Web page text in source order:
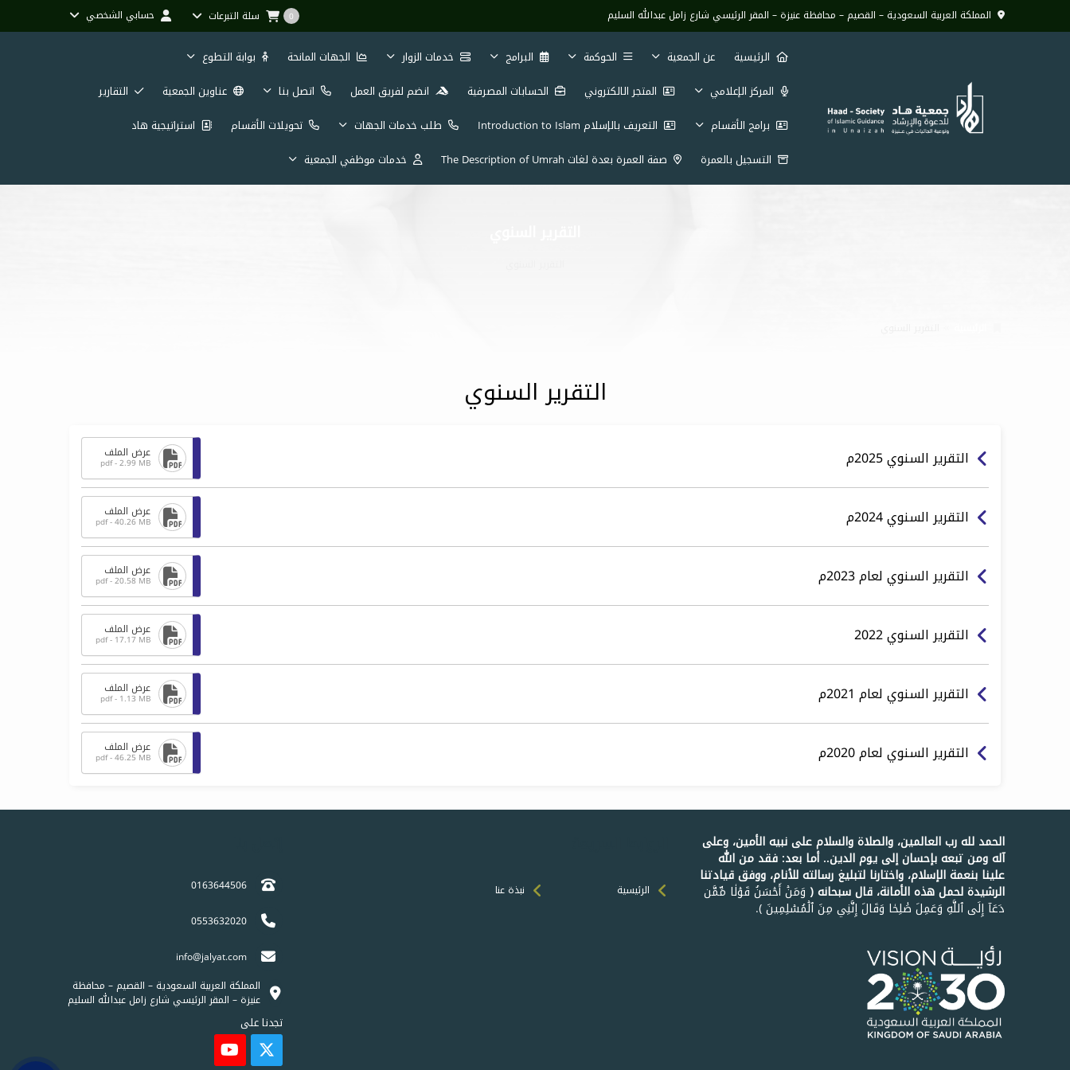
المملكة العربية السعودية – القصيم – محافظة عنيزة – المقر الرئيسي شارع زامل عبدالله السليم 0 سلة التبرعات حسابي الشخصي
الرئيسية عن الجمعية الحوكمة البرامج خدمات الزوار الجهات المانحة
بوابة التطوع
المركز الإعلامي
المتجر الالكتروني الحسابات المصرفية انضم لفريق العمل اتصل بنا عناوين الجمعية
التقارير
برامج الأقسام
التعريف بالإسلام Introduction to Islam طلب خدمات الجهات تحويلات الأقسام
استراتيجية هاد
التسجيل بالعمرة
صفة العمرة بعدة لغات The Description of Umrah خدمات موظفي الجمعية
التقرير السنوي
التقرير السنوي 2025م عرض الملف
pdf - 2.99 MB
التقرير السنوي 2024م عرض الملف
pdf - 40.26 MB
التقرير السنوي لعام 2023م عرض الملف
pdf - 20.58 MB
التقرير السنوي 2022 عرض الملف
pdf - 17.17 MB
التقرير السنوي لعام 2021م عرض الملف
pdf - 1.13 MB
التقرير السنوي لعام 2020م عرض الملف
pdf - 46.25 MB
الحمد لله رب العالمين، والصلاة والسلام على نبيه الأمين، وعلى
آله ومن تبعه بإحسان إلى يوم الدين.. أما بعد: فقد من الله
علينا بنعمة الإسلام، واختارنا لتبليغ رسالته للأنام، ووفق قيادتنا
الرشيدة لحمل هذه الأمانة، قال سبحانه ﴿ وَمَنۡ أَحۡسَنُ قَوۡلٗا مِّمَّن
دَعَآ إِلَى ٱللَّهِ وَعَمِلَ صَٰلِحٗا وَقَالَ إِنَّنِي مِنَ ٱلۡمُسۡلِمِينَ ﴾.
الرئيسية نبذة عنا 0163644506
0553632020
info@jalyat.com
المملكة العربية السعودية – القصيم – محافظة
عنيزة – المقر الرئيسي شارع زامل عبدالله السليم
تجدنا على